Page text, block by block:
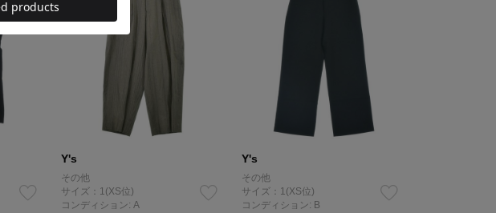
Y's
その他
サイズ：1(XS位)
コンディション: A
Y's
その他
サイズ：1(XS位)
コンディション: B